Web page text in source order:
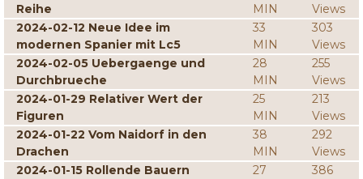
Reihe
MIN
Views
2024-02-12 Neue Idee im
modernen Spanier mit Lc5
33
MIN
303
Views
2024-02-05 Uebergaenge und
Durchbrueche
28
MIN
255
Views
2024-01-29 Relativer Wert der
Figuren
25
MIN
213
Views
2024-01-22 Vom Naidorf in den
Drachen
38
MIN
292
Views
2024-01-15 Rollende Bauern
27
386